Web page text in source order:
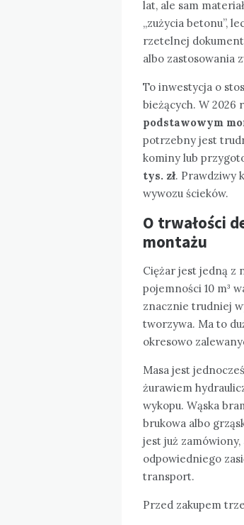
lat, ale sam
„zużycia betonu”,
rzetelnej
albo zastosowania
To inwestycja o
bieżących. W 2026
podstawowym
potrzebny jest
kominy lub
tys. zł. Prawdziwy
wywozu ścieków.
O trwałości
montażu
Ciężar jest jedną z
pojemności 10 m³
znacznie trudniej
tworzywa. Ma to
okresowo
Masa jest
żurawiem
wykopu. Wąska
brukowa albo
jest już
odpowiedniego
transport.
Przed zakupem